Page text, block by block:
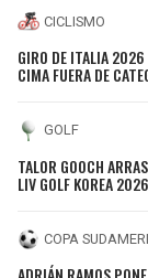
CICLISMO
GIRO DE ITALIA 2026
CIMA FUERA DE
GOLF
TALOR GOOCH
LIV GOLF KOREA 2026
COPA